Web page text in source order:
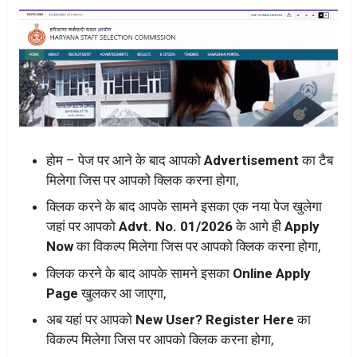
होम – पेज पर आने के बाद आपको Advertisement का टैब
मिलेगा जिस पर आपको क्लिक करना होगा,
क्लिक करने के बाद आपके सामने इसका एक नया पेज खुलेगा
जहां पर आपको Advt. No. 01/2026के आगे ही Apply
Nowका विकल्प मिलेगा जिस पर आपको क्लिक करना होगा,
क्लिक करने के बाद आपके सामने इसका Online Apply
Page खुलकर आ जाएगा,
अब यहां पर आपको New User? Register Here का
विकल्प मिलेगा जिस पर आपको क्लिक करना होगा,